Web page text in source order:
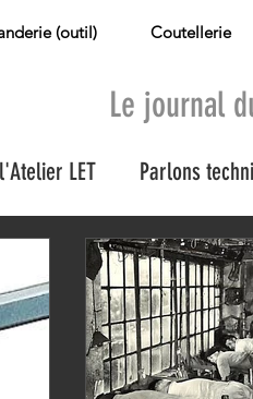
(outil) Coutellerie
Le journal
LET Parlons
Les nouveautés